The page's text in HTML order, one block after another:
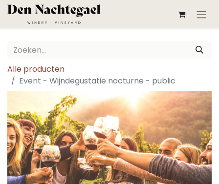
Alle producten
Event - Wijndegustatie nocturne - public